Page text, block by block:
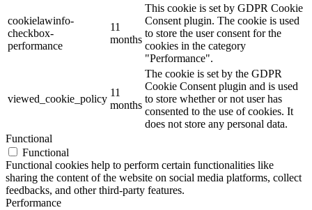
cookielawinfo-
checkbox-
performance
11
months
This cookie is set by GDPR Cookie
Consent plugin. The cookie is used
to store the user consent for the
cookies in the category
"Performance".
viewed_cookie_policy
11
months
The cookie is set by the GDPR
Cookie Consent plugin and is used
to store whether or not user has
consented to the use of cookies. It
does not store any personal data.
Functional
Functional
Functional cookies help to perform certain functionalities like
sharing the content of the website on social media platforms, collect
feedbacks, and other third-party features.
Performance